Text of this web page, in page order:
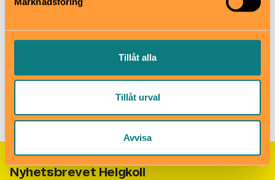
Tillåt alla
Tillåt urval
Avvisa
018-727 00 00
Till webbplats
Barn i stans kalendarium för barn och familjer i Stockholm
Nyhetsbrevet Helgkoll